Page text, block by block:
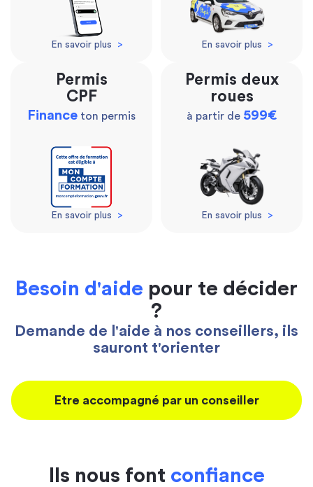
En savoir plus > En savoir plus >
Permis
CPF
Finance ton permis
En savoir plus >
Permis deux
roues
à partir de 599€
En savoir plus >
Besoin d'aide pour te décider
?
Demande de l'aide à nos conseillers, ils
sauront t'orienter
Etre accompagné par un conseiller
Ils nous font confiance